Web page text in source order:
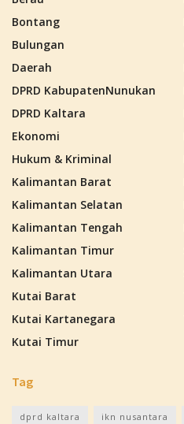
Bontang
Bulungan
Daerah
DPRD KabupatenNunukan
DPRD Kaltara
Ekonomi
Hukum & Kriminal
Kalimantan Barat
Kalimantan Selatan
Kalimantan Tengah
Kalimantan Timur
Kalimantan Utara
Kutai Barat
Kutai Kartanegara
Kutai Timur
Tag
dprd kaltara ikn nusantara